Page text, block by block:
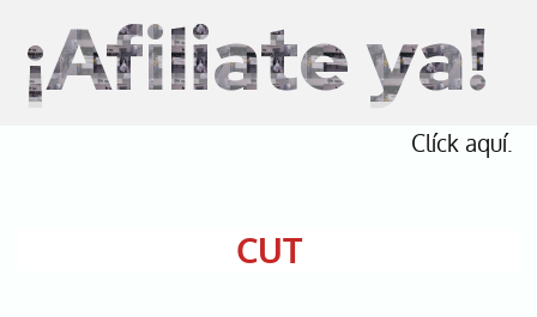
¡Afiliate ya!
Clíck aquí.
CUT